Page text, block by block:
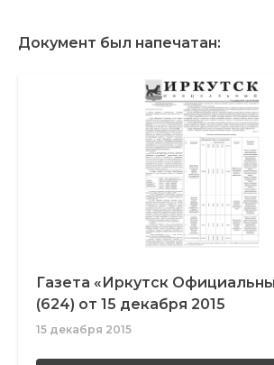
Документ был напечатан:
Газета «Иркутск
(624) от 15 декабря 2015
15 декабря 2015